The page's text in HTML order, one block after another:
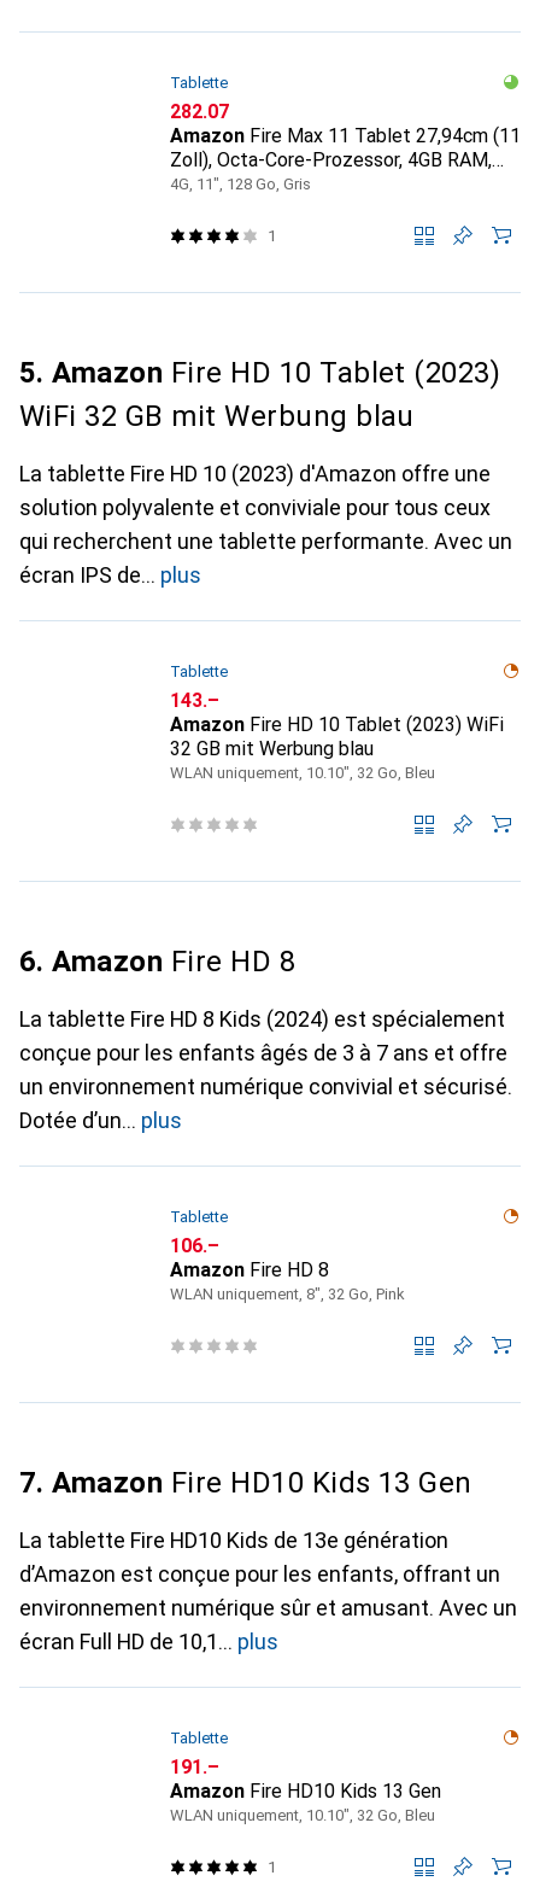
Tablette
CHF
282.07
Amazon Fire Max 11 Tablet 27,94cm (11
Zoll), Octa-Core-Prozessor, 4GB RAM,
128 GB, grau, mit...
4G, 11", 128 Go, Gris
1
5. Amazon Fire HD 10 Tablet (2023)
WiFi 32 GB mit Werbung blau
La tablette Fire HD 10 (2023) d'Amazon offre une
solution polyvalente et conviviale pour tous ceux
qui recherchent une tablette performante. Avec un
écran IPS de
plus
Tablette
CHF
143.–
Amazon Fire HD 10 Tablet (2023) WiFi
32 GB mit Werbung blau
WLAN uniquement, 10.10", 32 Go, Bleu
6. Amazon Fire HD 8
La tablette Fire HD 8 Kids (2024) est spécialement
conçue pour les enfants âgés de 3 à 7 ans et offre
un environnement numérique convivial et sécurisé.
Dotée d’un
plus
Tablette
CHF
106.–
Amazon Fire HD 8
WLAN uniquement, 8", 32 Go, Pink
7. Amazon Fire HD10 Kids 13 Gen
La tablette Fire HD10 Kids de 13e génération
d’Amazon est conçue pour les enfants, offrant un
environnement numérique sûr et amusant. Avec un
écran Full HD de 10,1
plus
Tablette
CHF
191.–
Amazon Fire HD10 Kids 13 Gen
WLAN uniquement, 10.10", 32 Go, Bleu
1